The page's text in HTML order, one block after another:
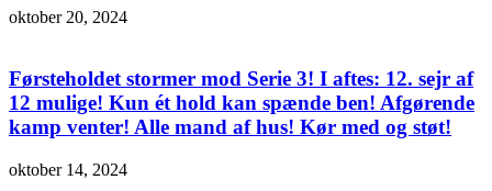
oktober 20, 2024
Førsteholdet stormer mod Serie 3! I aftes: 12. sejr af
12 mulige! Kun ét hold kan spænde ben! Afgørende
kamp venter! Alle mand af hus! Kør med og støt!
oktober 14, 2024